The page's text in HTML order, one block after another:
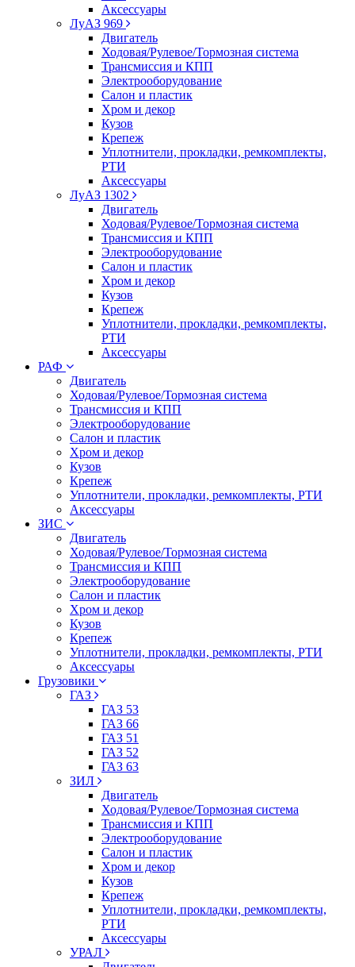
Аксессуары
ЛуАЗ 969
Двигатель
Ходовая/Рулевое/Тормозная система
Трансмиссия и КПП
Электрооборудование
Салон и пластик
Хром и декор
Кузов
Крепеж
Уплотнители, прокладки, ремкомплекты,
РТИ
Аксессуары
ЛуАЗ 1302
Двигатель
Ходовая/Рулевое/Тормозная система
Трансмиссия и КПП
Электрооборудование
Салон и пластик
Хром и декор
Кузов
Крепеж
Уплотнители, прокладки, ремкомплекты,
РТИ
Аксессуары
РАФ
Двигатель
Ходовая/Рулевое/Тормозная система
Трансмиссия и КПП
Электрооборудование
Салон и пластик
Хром и декор
Кузов
Крепеж
Уплотнители, прокладки, ремкомплекты, РТИ
Аксессуары
ЗИС
Двигатель
Ходовая/Рулевое/Тормозная система
Трансмиссия и КПП
Электрооборудование
Салон и пластик
Хром и декор
Кузов
Крепеж
Уплотнители, прокладки, ремкомплекты, РТИ
Аксессуары
Грузовики
ГАЗ
ГАЗ 53
ГАЗ 66
ГАЗ 51
ГАЗ 52
ГАЗ 63
ЗИЛ
Двигатель
Ходовая/Рулевое/Тормозная система
Трансмиссия и КПП
Электрооборудование
Салон и пластик
Хром и декор
Кузов
Крепеж
Уплотнители, прокладки, ремкомплекты,
РТИ
Аксессуары
УРАЛ